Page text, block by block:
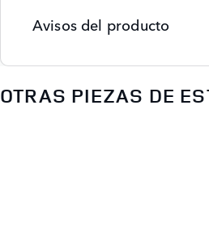
Avisos del producto
OTRAS PIEZAS DE